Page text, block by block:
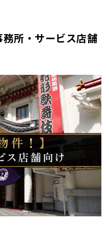
務所・サービス店舗